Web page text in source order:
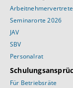
Seminarorte 2026
JAV
SBV
Personalrat
Für Betriebsräte